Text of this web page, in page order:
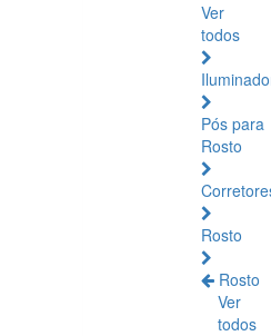
Ver
todos
Pós para
Rosto
Rosto
Rosto
Ver
todos